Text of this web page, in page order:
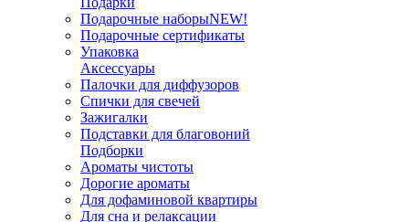
Подарочные наборыNEW!
Подарочные сертификаты
Упаковка
Аксессуары
Палочки для диффузоров
Спички для свечей
Зажигалки
Подставки для благовоний
Подборки
Ароматы чистоты
Дорогие ароматы
Для дофаминовой квартиры
Для сна и релаксации